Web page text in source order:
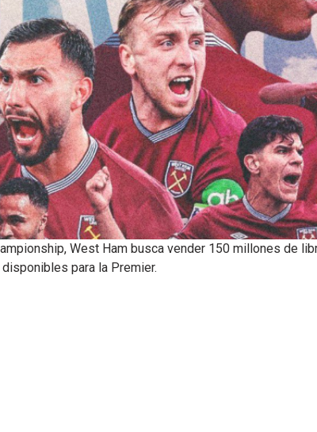
West Ham busca vender 150 millones de
para la Premier.